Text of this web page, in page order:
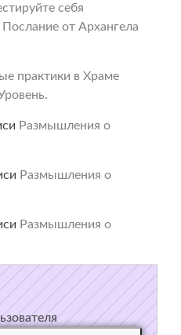
себя
от Архангела
практики в Храме
Размышления о
Размышления о
Размышления о